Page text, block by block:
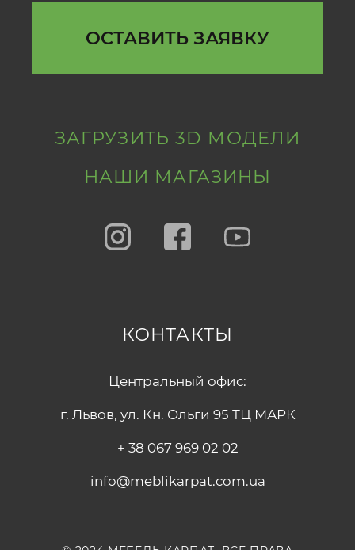
КОНТАКТЫ
Центральный офис:
г. Львов, ул. Кн. Ольги 95 ТЦ МАРК
+ 38 067 969 02 02
info@meblikarpat.com.ua
ЗАГРУЗИТЬ 3D МОДЕЛИ
НАШИ МАГАЗИНЫ
ОСТАВИТЬ ЗАЯВКУ